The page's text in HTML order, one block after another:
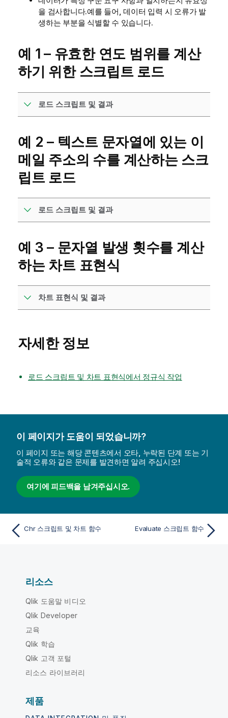
을 검사합니다.예를 들어, 데이터 입력 시 오류가 발
생하는 부분을 식별할 수 있습니다.
예 1 – 유효한 연도 범위를 계산
하기 위한 스크립트 로드
로드 스크립트 및 결과
예 2 – 텍스트 문자열에 있는 이
메일 주소의 수를 계산하는 스크
립트 로드
로드 스크립트 및 결과
예 3 – 문자열 발생 횟수를 계산
하는 차트 표현식
차트 표현식 및 결과
자세한 정보
로드 스크립트 및 차트 표현식에서 정규식 작업
이 페이지가 도움이 되었습니까?
이 페이지 또는 해당 콘텐츠에서 오타, 누락된 단계 또는 기
술적 오류와 같은 문제를 발견하면 알려 주십시오!
여기에 피드백을 남겨주십시오.
Chr 스크립트 및 차트 함수 Evaluate 스크립트 함수
리소스
Qlik 도움말 비디오
Qlik Developer
교육
Qlik 학습
Qlik 고객 포털
리소스 라이브러리
제품